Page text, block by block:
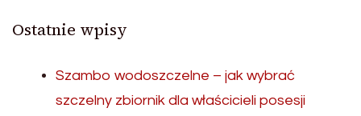
Ostatnie wpisy
Szambo wodoszczelne – jak wybrać
szczelny zbiornik dla właścicieli posesji